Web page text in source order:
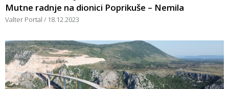
Mutne radnje na dionici Poprikuše – Nemila
Valter Portal 18.12.2023